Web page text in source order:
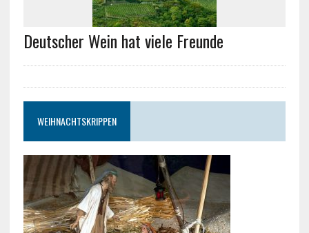
Deutscher Wein hat viele Freunde
WEIHNACHTSKRIPPEN